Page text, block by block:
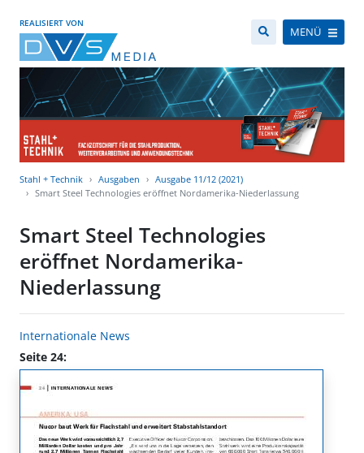
REALISIERT VON
MENÜ
Stahl + Technik Ausgaben
Ausgabe 11/12 (2021)
Smart Steel Technologies eröffnet Nordamerika-Niederlassung
Smart Steel Technologies
eröffnet Nordamerika-
Niederlassung
Internationale News
Seite 24: